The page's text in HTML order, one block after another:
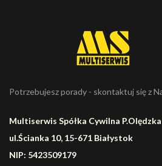
Potrzebujesz porady - skontaktuj się z
Multiserwis Spółka Cywilna
ul.Ścianka 10, 15-671 Białystok
NIP: 5423509179